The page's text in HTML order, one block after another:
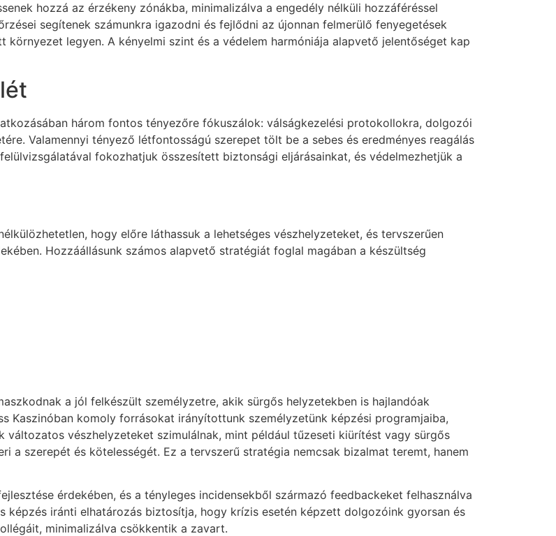
hozzá az érzékeny zónákba, minimalizálva a engedély nélküli hozzáféréssel
segítenek számunkra igazodni és fejlődni az újonnan felmerülő fenyegetések
legyen. A kényelmi szint és a védelem harmóniája alapvető jelentőséget kap
három fontos tényezőre fókuszálok: válságkezelési protokollokra, dolgozói
Valamennyi tényező létfontosságú szerepet tölt be a sebes és eredményes reagálás
fokozhatjuk összesített biztonsági eljárásainkat, és védelmezhetjük a
hogy előre láthassuk a lehetséges vészhelyzeteket, és tervszerűen
Hozzáállásunk számos alapvető stratégiát foglal magában a készültség
a jól felkészült személyzetre, akik sürgős helyzetekben is hajlandóak
Kaszinóban komoly forrásokat irányítottunk személyzetünk képzési programjaiba,
változatos vészhelyzeteket szimulálnak, mint például tűzeseti kiürítést vagy sürgős
a szerepét és kötelességét. Ez a tervszerű stratégia nemcsak bizalmat teremt, hanem
érdekében, és a tényleges incidensekből származó feedbackeket felhasználva
iránti elhatározás biztosítja, hogy krízis esetén képzett dolgozóink gyorsan és
minimalizálva csökkentik a zavart.